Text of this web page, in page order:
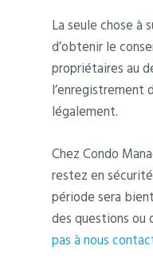
La seule chose à
d’obtenir le
propriétaires au
l’enregistrement
légalement.
‍Chez Condo
restez en
période sera
des questions
pas à nous